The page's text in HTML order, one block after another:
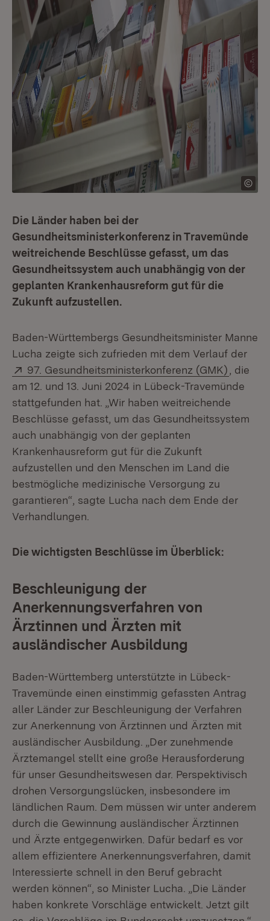
Die Länder haben bei der
Gesundheitsministerkonferenz in Travemünde
weitreichende Beschlüsse gefasst, um das
Gesundheitssystem auch unabhängig von der
geplanten Krankenhausreform gut für die
Zukunft aufzustellen.
Baden-Württembergs Gesundheitsminister Manne
Lucha zeigte sich zufrieden mit dem Verlauf der
Extern:
97. Gesundheitsministerkonferenz (GMK) (Öffnet
, die
am 12. und 13. Juni 2024 in Lübeck-Travemünde
stattgefunden hat. „Wir haben weitreichende
Beschlüsse gefasst, um das Gesundheitssystem
auch unabhängig von der geplanten
Krankenhausreform gut für die Zukunft
aufzustellen und den Menschen im Land die
bestmögliche medizinische Versorgung zu
garantieren“, sagte Lucha nach dem Ende der
Verhandlungen.
Die wichtigsten Beschlüsse im Überblick:
Beschleunigung der
Anerkennungsverfahren von
Ärztinnen und Ärzten mit
ausländischer Ausbildung
Baden-Württemberg unterstützte in Lübeck-
Travemünde einen einstimmig gefassten Antrag
aller Länder zur Beschleunigung der Verfahren
zur Anerkennung von Ärztinnen und Ärzten mit
ausländischer Ausbildung. „Der zunehmende
Ärztemangel stellt eine große Herausforderung
für unser Gesundheitswesen dar. Perspektivisch
drohen Versorgungslücken, insbesondere im
ländlichen Raum. Dem müssen wir unter anderem
durch die Gewinnung ausländischer Ärztinnen
und Ärzte entgegenwirken. Dafür bedarf es vor
allem effizientere Anerkennungsverfahren, damit
Interessierte schnell in den Beruf gebracht
werden können“, so Minister Lucha. „Die Länder
haben konkrete Vorschläge entwickelt. Jetzt gilt